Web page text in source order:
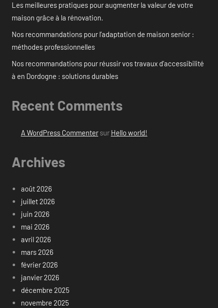
Les meilleures pratiques pour augmenter la valeur de votre
maison grâce à la rénovation.
Nos recommandations pour l’adaptation de maison senior :
méthodes professionnelles
Nos recommandations pour réussir vos travaux d’accessibilité
à en Dordogne : solutions durables
Recent Comments
A WordPress Commentersur Hello world!
Archives
août 2026
juillet 2026
juin 2026
mai 2026
avril 2026
mars 2026
février 2026
janvier 2026
décembre 2025
novembre 2025